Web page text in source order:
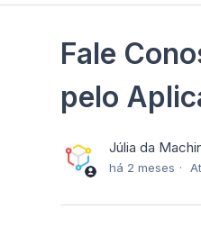
Fale
pelo
Júlia da
há 2 meses